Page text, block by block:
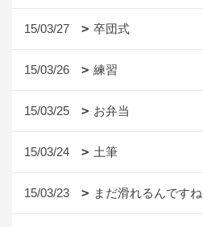
15/03/27 卒団式
15/03/26 練習
15/03/25 お弁当
15/03/24 土筆
15/03/23 まだ滑れるんですね